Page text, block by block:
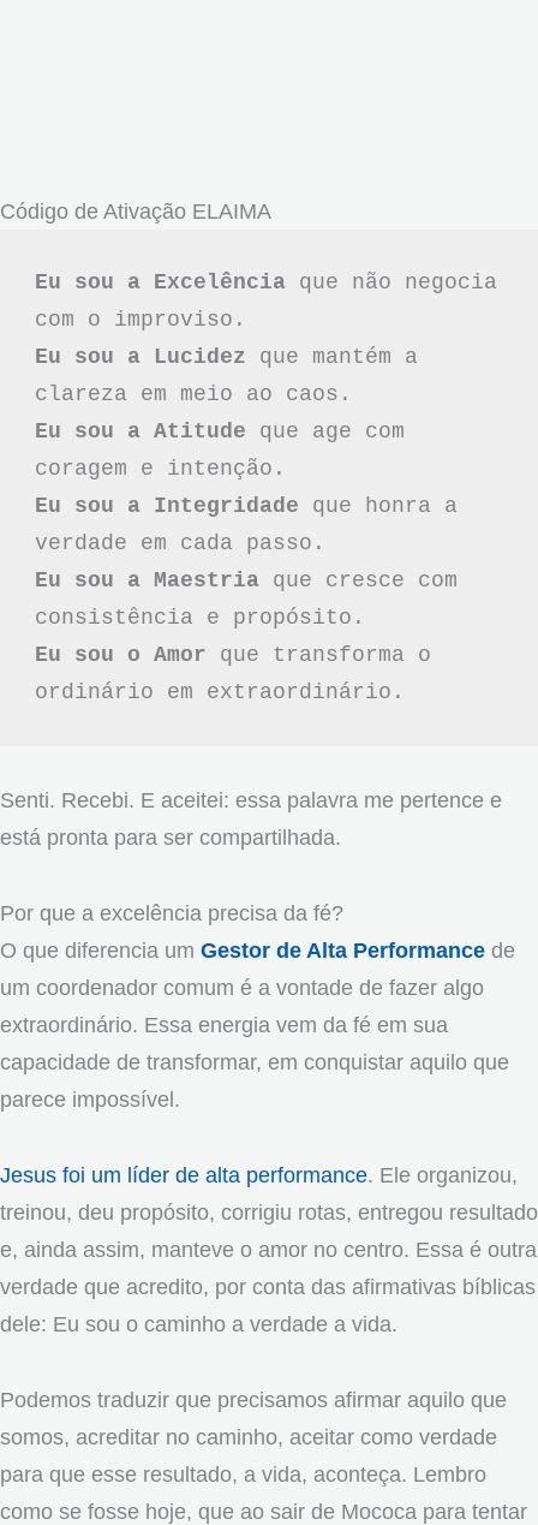
Código de Ativação ELAIMA
Eu sou a Excelência que não negocia
Eu sou a Lucidez que mantém a
Eu sou a Atitude que age com
Eu sou a Integridade que honra a
Eu sou a Maestria que cresce com
Eu sou o Amor que transforma o
ordinário em extraordinário.
Senti. Recebi. E aceitei: essa palavra me pertence e
está pronta para ser compartilhada.
Por que a excelência precisa da fé?
O que diferencia um Gestor de Alta Performance de
um coordenador comum é a vontade de fazer algo
extraordinário. Essa energia vem da fé em sua
capacidade de transformar, em conquistar aquilo que
parece impossível.
Jesus foi um líder de alta performance. Ele organizou,
treinou, deu propósito, corrigiu rotas, entregou resultado
e, ainda assim, manteve o amor no centro. Essa é outra
verdade que acredito, por conta das afirmativas bíblicas
dele: Eu sou o caminho a verdade a vida.
Podemos traduzir que precisamos afirmar aquilo que
somos, acreditar no caminho, aceitar como verdade
para que esse resultado, a vida, aconteça. Lembro
como se fosse hoje, que ao sair de Mococa para tentar